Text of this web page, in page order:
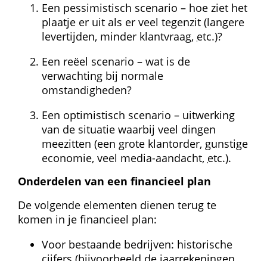
Een pessimistisch scenario – hoe ziet het
plaatje er uit als er veel tegenzit (langere
levertijden, minder klantvraag, etc.)?
Een reëel scenario – wat is de
verwachting bij normale
omstandigheden?
Een optimistisch scenario – uitwerking
van de situatie waarbij veel dingen
meezitten (een grote klantorder, gunstige
economie, veel media-aandacht, etc.).
Onderdelen van een financieel plan
De volgende elementen dienen terug te
komen in je financieel plan:
Voor bestaande bedrijven: historische